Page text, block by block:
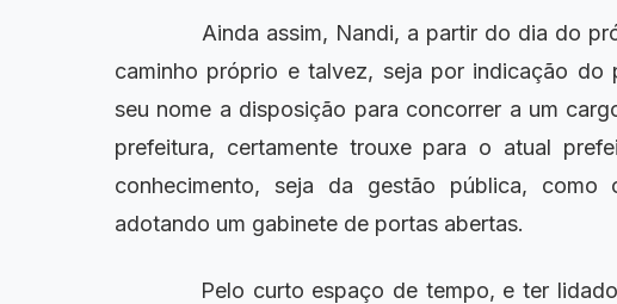
Ainda assim, Nandi, a partir do dia do
caminho próprio e talvez, seja por indicação
seu nome a disposição para concorrer a um
prefeitura, certamente trouxe para o atual
conhecimento, seja da gestão pública,
adotando um gabinete de portas abertas.
Pelo curto espaço de tempo, e ter lidado